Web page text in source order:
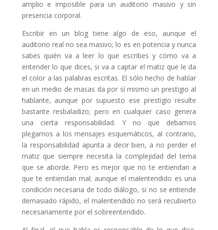
amplio e imposible para un auditorio masivo y sin
presencia corporal.
Escribir en un blog tiene algo de eso, aunque el
auditorio real no sea masivo; lo es en potencia y nunca
sabes quién va a leer lo que escribes y cómo va a
entender lo que dices, si va a captar el matiz que le da
el color a las palabras escritas. El sólo hecho de hablar
en un medio de masas da por sí mismo un prestigio al
hablante, aunque por supuesto ese prestigio resulte
bastante resbaladizo; pero en cualquier caso genera
una cierta responsabilidad. Y no que debamos
plegarnos a los mensajes esquemáticos, al contrario,
la responsabilidad apunta a decir bien, a no perder el
matiz que siempre necesita la complejidad del tema
que se aborde. Pero es mejor que no te entiendan a
que te entiendan mal; aunque el malentendido es una
condición necesaria de todo diálogo, si no se entiende
demasiado rápido, el malentendido no será recubierto
necesariamente por el sobreentendido.